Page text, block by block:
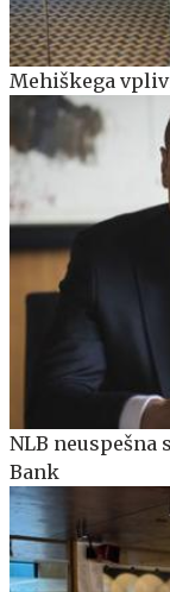
Mehiškega
NLB neuspešna
Bank